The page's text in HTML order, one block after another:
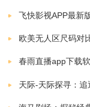
真正的奥秘还的
天际-天际探寻：